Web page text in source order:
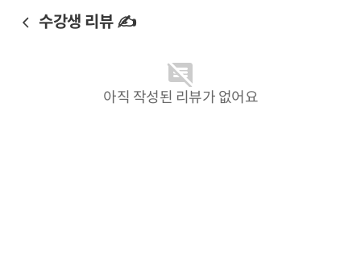
수강생 리뷰 ✍️
아직 작성된 리뷰가 없어요